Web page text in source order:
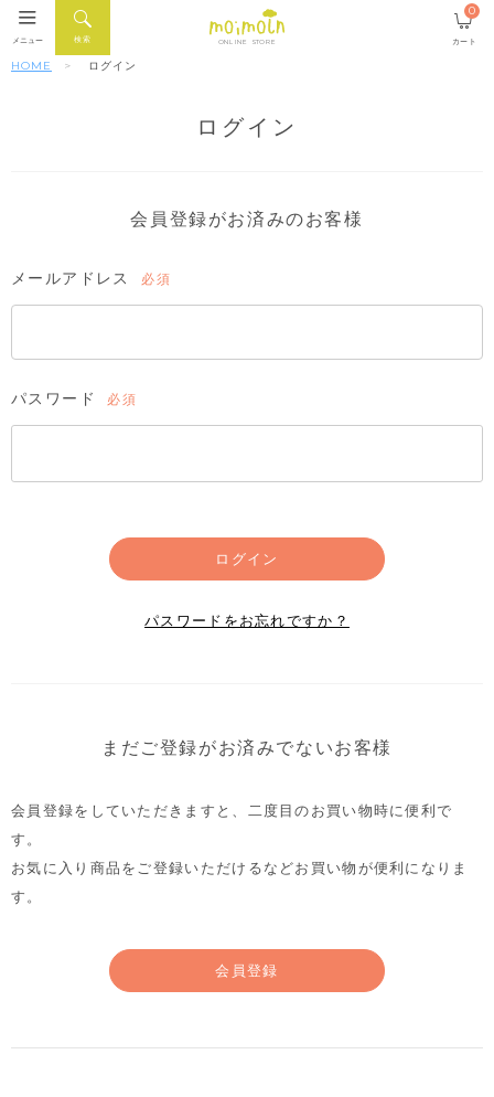
ONLINE STORE
検索
メニュー カート
0
HOME ログイン
ログイン
会員登録がお済みのお客様
メールアドレス
須)
パスワード
須)
ログイン
パスワードをお忘れですか？
まだご登録がお済みでないお客様
会員登録をしていただきますと、二度目のお買い物時に便利で
す。
お気に入り商品をご登録いただけるなどお買い物が便利になりま
す。
会員登録